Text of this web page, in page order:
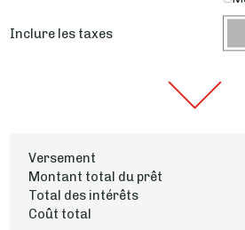
Inclure les taxes
Versement
Montant total du prêt
Total des intérêts
Coût total